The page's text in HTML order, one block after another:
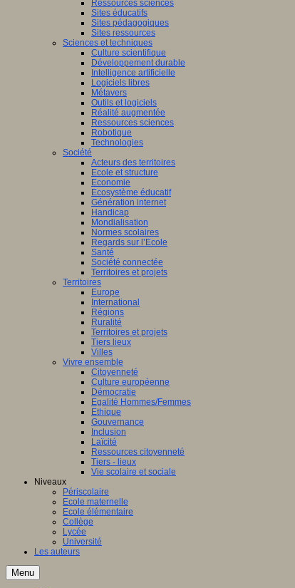
Ressources sciences
Sites éducatifs
Sites pédagogiques
Sites ressources
Sciences et techniques
Culture scientifique
Développement durable
Intelligence artificielle
Logiciels libres
Métavers
Outils et logiciels
Réalité augmentée
Ressources sciences
Robotique
Technologies
Société
Acteurs des territoires
Ecole et structure
Economie
Ecosystème éducatif
Génération internet
Handicap
Mondialisation
Normes scolaires
Regards sur l’Ecole
Santé
Société connectée
Territoires et projets
Territoires
Europe
International
Régions
Ruralité
Territoires et projets
Tiers lieux
Villes
Vivre ensemble
Citoyenneté
Culture européenne
Démocratie
Egalité Hommes/Femmes
Ethique
Gouvernance
Inclusion
Laïcité
Ressources citoyenneté
Tiers - lieux
Vie scolaire et sociale
Niveaux
Périscolaire
Ecole maternelle
Ecole élémentaire
Collège
Lycée
Université
Les auteurs
Menu